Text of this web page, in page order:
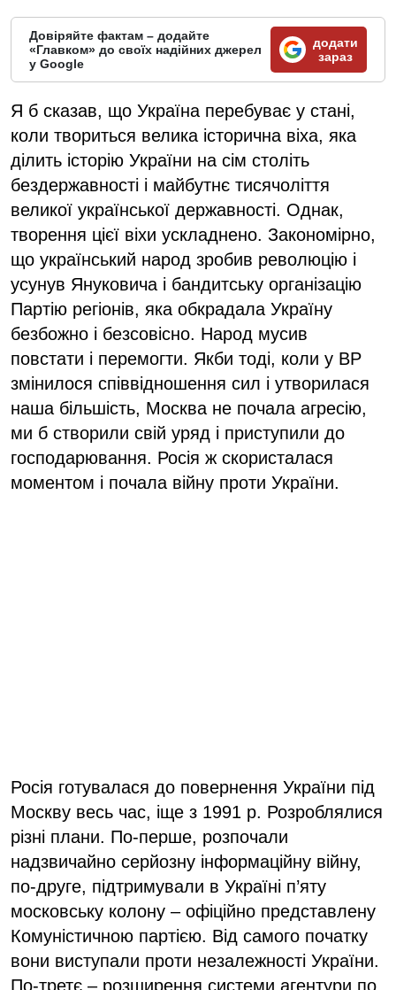
Довіряйте фактам – додайте
«Главком» до своїх надійних джерел
у Google
додати
зараз
Я б сказав, що Україна перебуває у стані,
коли твориться велика історична віха, яка
ділить історію України на сім століть
бездержавності і майбутнє тисячоліття
великої української державності. Однак,
творення цієї віхи ускладнено. Закономірно,
що український народ зробив революцію і
усунув Януковича і бандитську організацію
Партію регіонів, яка обкрадала Україну
безбожно і безсовісно. Народ мусив
повстати і перемогти. Якби тоді, коли у ВР
змінилося співвідношення сил і утворилася
наша більшість, Москва не почала агресію,
ми б створили свій уряд і приступили до
господарювання. Росія ж скористалася
моментом і почала війну проти України.
Росія готувалася до повернення України під
Москву весь час, іще з 1991 р. Розроблялися
різні плани. По-перше, розпочали
надзвичайно серйозну інформаційну війну,
по-друге, підтримували в Україні п’яту
московську колону – офіційно представлену
Комуністичною партією. Від самого початку
вони виступали проти незалежності України.
По-третє – розширення системи агентури по